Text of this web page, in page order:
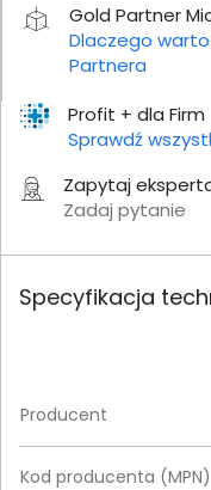
Profit + dla Firm
Sprawdź
Zapytaj
Zadaj pytanie
Gold Partner
Dlaczego
Partnera
Specyfikacja
Producent
Kod producenta (MPN)